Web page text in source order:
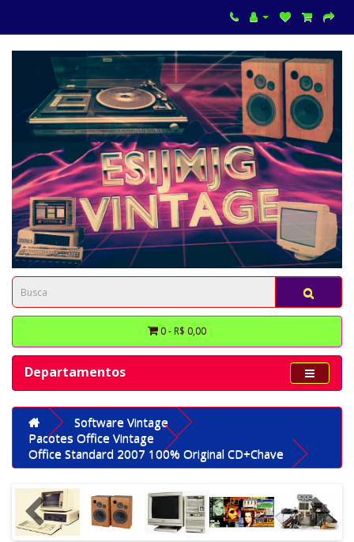
0 - R$ 0,00
Departamentos
Software Vintage
Pacotes Office Vintage
Office Standard 2007 100% Original CD+Chave